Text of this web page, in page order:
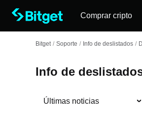
Comprar cripto
Bitget / Soporte / Info de deslistados /
Info de
Últimas noticias